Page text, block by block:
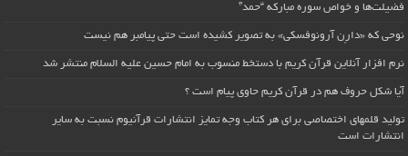
فضیلت‌ها و خواص سوره مبارکه “حمد”
نوحی که «دارِن آرونوفسکی» به تصویر کشیده است حتی پیامبر هم نیست
نرم افزار آنلاین قرآن کریم با دستخط منسوب به امام حسین علیه السلام منتشر شد
آیا شکل حروف هم در قرآن کریم حاوی پیام است ؟
تولید قلمهای اختصاصی برای هر کتاب وجه تمایز انتشارات قرآنیوم نسبت به سایر
انتشارات است